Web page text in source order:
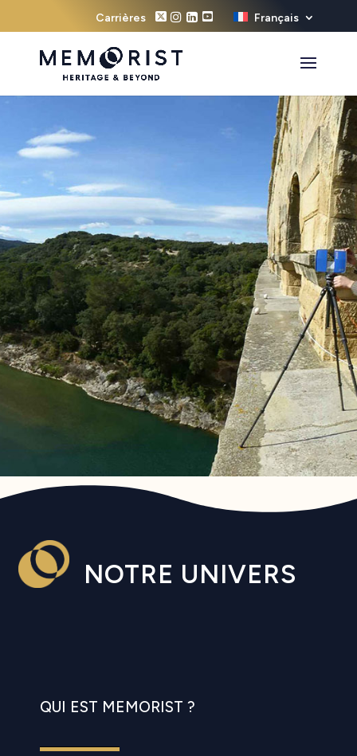
Carrières Français
NOTRE UNIVERS
QUI EST MEMORIST ?